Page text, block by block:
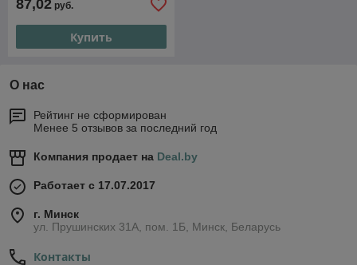
87,02 руб.
Купить
О нас
Рейтинг не сформирован
Менее 5 отзывов за последний год
Компания продает на Deal.by
Работает с 17.07.2017
г. Минск
ул. Прушинских 31А, пом. 1Б, Минск, Беларусь
Контакты